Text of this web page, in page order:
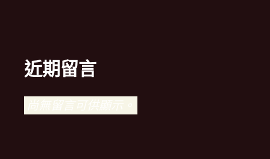
近期留言
尚無留言可供顯示。